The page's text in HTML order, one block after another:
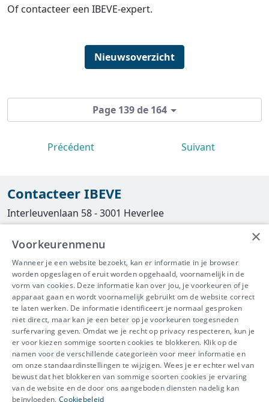
Of contacteer een IBEVE-expert.
Nieuwsoverzicht
Page 139 de 164
Précédent Suivant
Contacteer IBEVE
Interleuvenlaan 58 - 3001 Heverlee
016/390490
info@ibeve.be
asbest@ibeve.be
Ondernemingsnummer: 0436 612 044
IBEVE maakt deel uit van Groep
IDEWE
Disclaimer-Privacy-Cookiebeleid
×
Voorkeurenmenu
Wanneer je een website bezoekt, kan er informatie in je browser
worden opgeslagen of eruit worden opgehaald, voornamelijk in de
vorm van cookies. Deze informatie kan over jou, je voorkeuren of je
apparaat gaan en wordt voornamelijk gebruikt om de website correct
te laten werken. De informatie identificeert je normaal gesproken
niet direct, maar kan je een beter op je voorkeuren toegesneden
surfervaring geven. Omdat we je recht op privacy respecteren, kun je
er voor kiezen sommige soorten cookies te blokkeren. Klik op de
namen voor de verschillende categorieën voor meer informatie en
om onze standaardinstellingen te wijzigen. Wees je er echter wel van
bewust dat het blokkeren van sommige soorten cookies je ervaring
van de website en de door ons aangeboden diensten nadelig kan
beïnvloeden. Cookiebeleid